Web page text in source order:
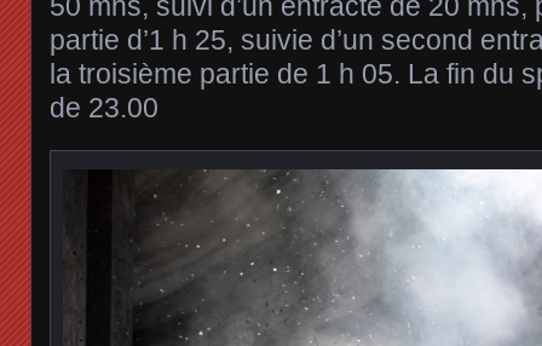
partie d’1 h 25, suivie d’un second
la troisième partie de 1 h 05. La fin du
de 23.00